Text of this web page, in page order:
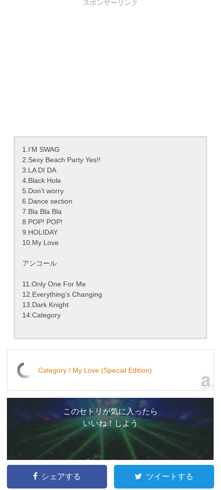
スポンサーリンク
1.I’M SWAG
2.Sexy Beach Party Yes!!
3.LA DI DA
4.Black Hole
5.Don’t worry
6.Dance section
7.Bla Bla Bla
8.POP! POP!
9.HOLIDAY
10.My Love
アンコール
11.Only One For Me
12.Everything’s Changing
13.Dark Knight
14.Category
Category / My Love (Special Edition)
このセトリが気に入ったら
いいね！しよう
シェアする ツイートする